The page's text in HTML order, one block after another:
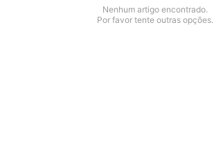
Nenhum artigo encontrado.
Por favor tente outras opções.